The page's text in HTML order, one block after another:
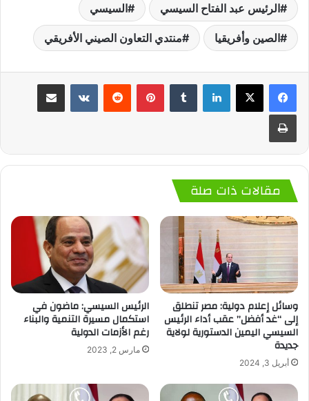
الرئيس عبد الفتاح السيسي السيسي
الصين وأفريقيا منتدي التعاون الصيني الأفريقي
لينكدإن بينتيريست
مقالات ذات صلة
وسائل إعلام دولية: مصر تنطلق
إلى “غد أفضل” عقب أداء الرئيس
السيسي اليمين الدستورية لولاية
جديدة
أبريل 3, 2024
الرئيس السيسي: ماضون في
استكمال مسيرة التنمية والبناء
رغم الأزمات الدولية
مارس 2, 2023